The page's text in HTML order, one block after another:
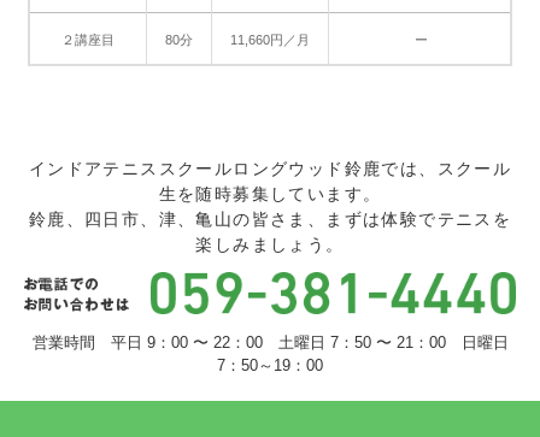
２講座目 80分 11,660円／月 ー
インドアテニススクールロングウッド鈴鹿では、スクール
生を随時募集しています。
鈴鹿、四日市、津、亀山の皆さま、まずは体験でテニスを
楽しみましょう。
営業時間 平日 9：00 〜 22：00 土曜日 7：50 〜 21：00 日曜日
7：50～19：00